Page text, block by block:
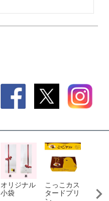
オリジナル
小袋
こっこカス
タードプリ
ち 1